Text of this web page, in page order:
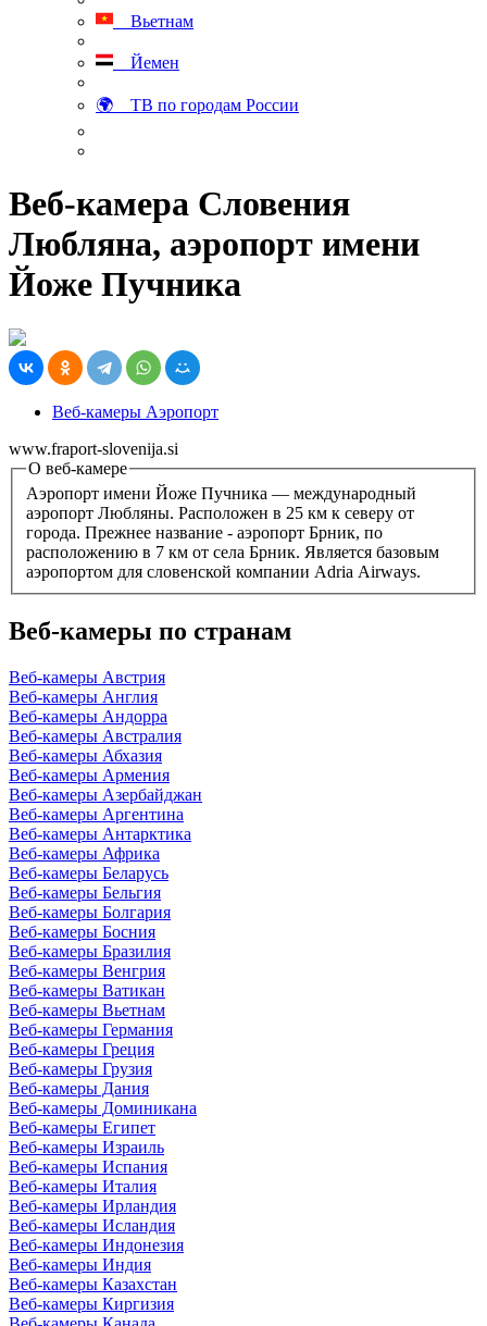
Вьетнам
Йемен
🌍 ТВ по городам России
Веб-камера Словения
Любляна, аэропорт имени
Йоже Пучника
Веб-камеры Аэропорт
www.fraport-slovenija.si
О веб-камере
Аэропорт имени Йоже Пучника — международный
аэропорт Любляны. Расположен в 25 км к северу от
города. Прежнее название - аэропорт Брник, по
расположению в 7 км от села Брник. Является базовым
аэропортом для словенской компании Adria Airways.
Веб-камеры по странам
Веб-камеры Австрия
Веб-камеры Англия
Веб-камеры Андорра
Веб-камеры Австралия
Веб-камеры Абхазия
Веб-камеры Армения
Веб-камеры Азербайджан
Веб-камеры Аргентина
Веб-камеры Антарктика
Веб-камеры Африка
Веб-камеры Беларусь
Веб-камеры Бельгия
Веб-камеры Болгария
Веб-камеры Босния
Веб-камеры Бразилия
Веб-камеры Венгрия
Веб-камеры Ватикан
Веб-камеры Вьетнам
Веб-камеры Германия
Веб-камеры Греция
Веб-камеры Грузия
Веб-камеры Дания
Веб-камеры Доминикана
Веб-камеры Египет
Веб-камеры Израиль
Веб-камеры Испания
Веб-камеры Италия
Веб-камеры Ирландия
Веб-камеры Исландия
Веб-камеры Индонезия
Веб-камеры Индия
Веб-камеры Казахстан
Веб-камеры Киргизия